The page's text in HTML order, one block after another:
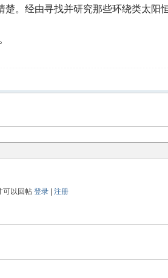
。经由寻找并研究那些环绕类太阳
可以回帖登录 |注册